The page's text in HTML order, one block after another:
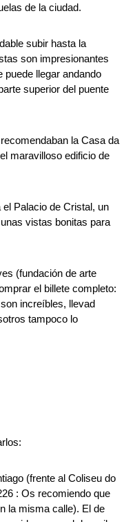
de la ciudad.
subir hasta la
son impresionantes
puede llegar andando
superior del puente
la Casa da
maravilloso edificio de
Palacio de Cristal, un
vistas bonitas para
(fundación de arte
el billete completo:
increíbles, llevad
tampoco lo
(frente al Coliseu do
: Os recomiendo que
la misma calle). El de